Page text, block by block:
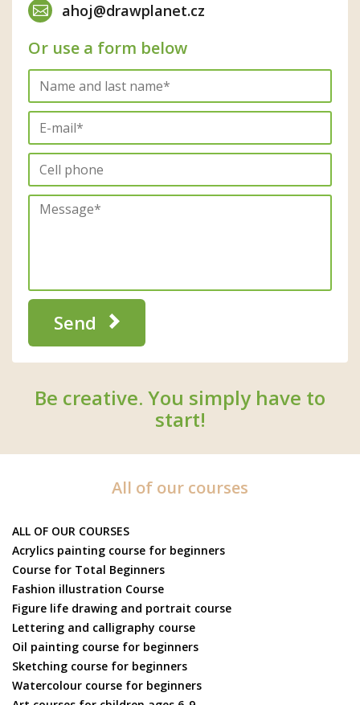
ahoj@drawplanet.cz
Or use a form below
Send
Be creative. You simply have to
start!
All of our courses
ALL OF OUR COURSES
Acrylics painting course for beginners
Course for Total Beginners
Fashion illustration Course
Figure life drawing and portrait course
Lettering and calligraphy course
Oil painting course for beginners
Sketching course for beginners
Watercolour course for beginners